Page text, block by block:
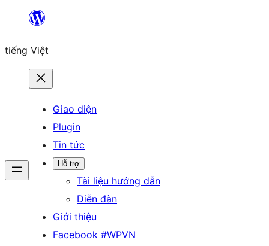
Chuyển
phần
tiếng Việt
Giao diện
Plugin
Tin tức
Hỗ trợ
Tài liệu hướng dẫn
Diễn đàn
Giới thiệu
Facebook #WPVN